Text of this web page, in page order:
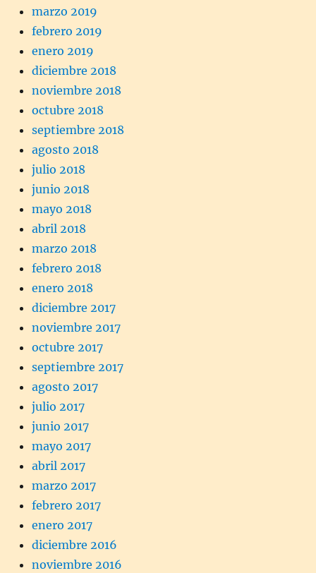
marzo 2019
febrero 2019
enero 2019
diciembre 2018
noviembre 2018
octubre 2018
septiembre 2018
agosto 2018
julio 2018
junio 2018
mayo 2018
abril 2018
marzo 2018
febrero 2018
enero 2018
diciembre 2017
noviembre 2017
octubre 2017
septiembre 2017
agosto 2017
julio 2017
junio 2017
mayo 2017
abril 2017
marzo 2017
febrero 2017
enero 2017
diciembre 2016
noviembre 2016